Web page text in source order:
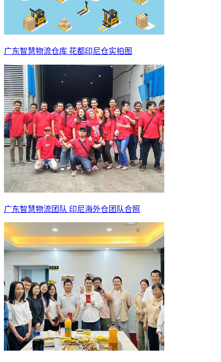
广东智慧物流仓库 花都印尼仓实拍图
广东智慧物流团队 印尼海外仓团队合照